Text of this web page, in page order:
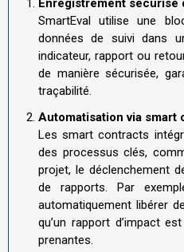
Enregistrement sécurisé
SmartEval utilise une
données de suivi dans
indicateur, rapport ou
de manière sécurisée,
traçabilité.
Automatisation via smart
Les smart contracts
des processus clés,
projet, le déclenchement
de rapports. Par
automatiquement libérer
qu’un rapport d’impact
prenantes.